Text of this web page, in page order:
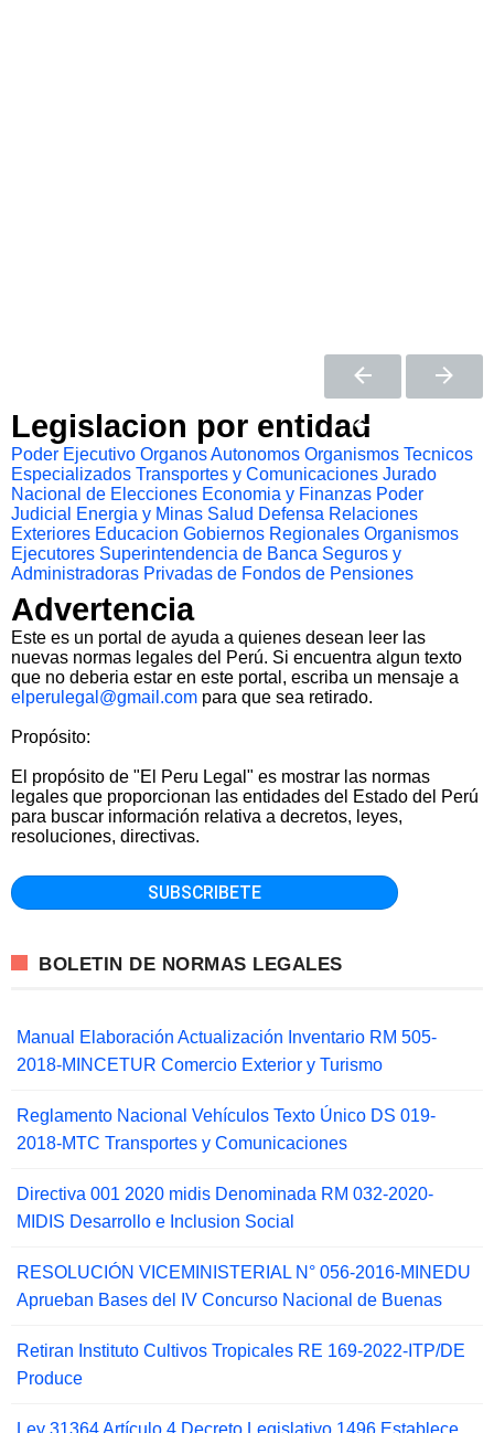
Legislacion por entidad
Poder Ejecutivo Organos Autonomos Organismos Tecnicos
Especializados Transportes y Comunicaciones Jurado
Nacional de Elecciones Economia y Finanzas Poder
Judicial
Energia y Minas Salud Defensa Relaciones
Exteriores Educacion Gobiernos Regionales Organismos
Ejecutores Superintendencia de Banca Seguros y
Administradoras Privadas de Fondos de Pensiones
Advertencia
Este es un portal de ayuda a quienes desean leer las
nuevas normas legales del Perú. Si encuentra algun texto
que no deberia estar en este portal, escriba un mensaje a
elperulegal@gmail.com para que sea retirado.
Propósito:
El propósito de "El Peru Legal" es mostrar las normas
legales que proporcionan las entidades del Estado del Perú
para buscar información relativa a decretos, leyes,
resoluciones, directivas.
BOLETIN DE NORMAS LEGALES
Manual Elaboración Actualización Inventario RM 505-
2018-MINCETUR Comercio Exterior y Turismo
Reglamento Nacional Vehículos Texto Único DS 019-
2018-MTC Transportes y Comunicaciones
Directiva 001 2020 midis Denominada RM 032-2020-
MIDIS Desarrollo e Inclusion Social
RESOLUCIÓN VICEMINISTERIAL N° 056-2016-MINEDU
Aprueban Bases del IV Concurso Nacional de Buenas
Retiran Instituto Cultivos Tropicales RE 169-2022-ITP/DE
Produce
Ley 31364 Artículo 4 Decreto Legislativo 1496 Establece